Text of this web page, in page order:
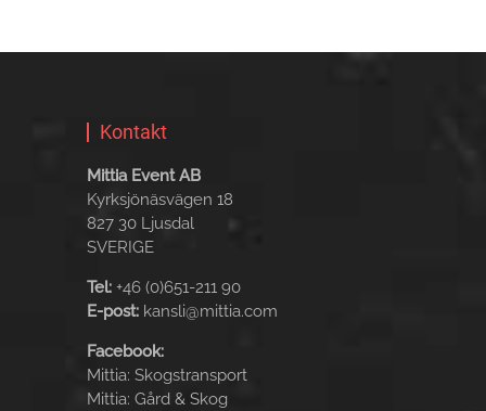
Kontakt
Mittia Event AB
Kyrksjönäsvägen 18
827 30 Ljusdal
SVERIGE
Tel: +46 (0)651-211 90
E-post: kansli@mittia.com
Facebook:
Mittia: Skogstransport
Mittia: Gård & Skog